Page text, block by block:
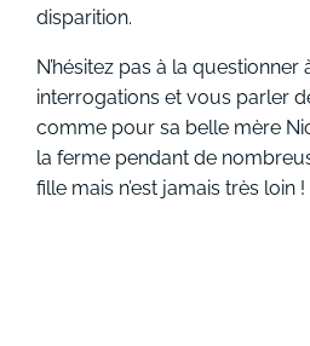
disparition.
N’hésitez pas à la
interrogations et vous parler
comme pour sa belle mère
la ferme pendant de
fille mais n’est jamais très loin !